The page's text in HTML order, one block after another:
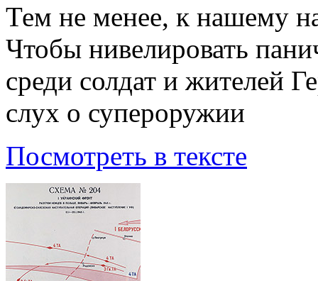
Тем не менее, к нашему
Чтобы нивелировать
среди солдат и жителей
слух о супероружии
Посмотреть в тексте